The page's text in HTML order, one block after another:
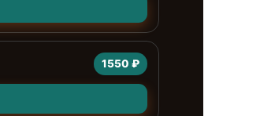
1550 ₽